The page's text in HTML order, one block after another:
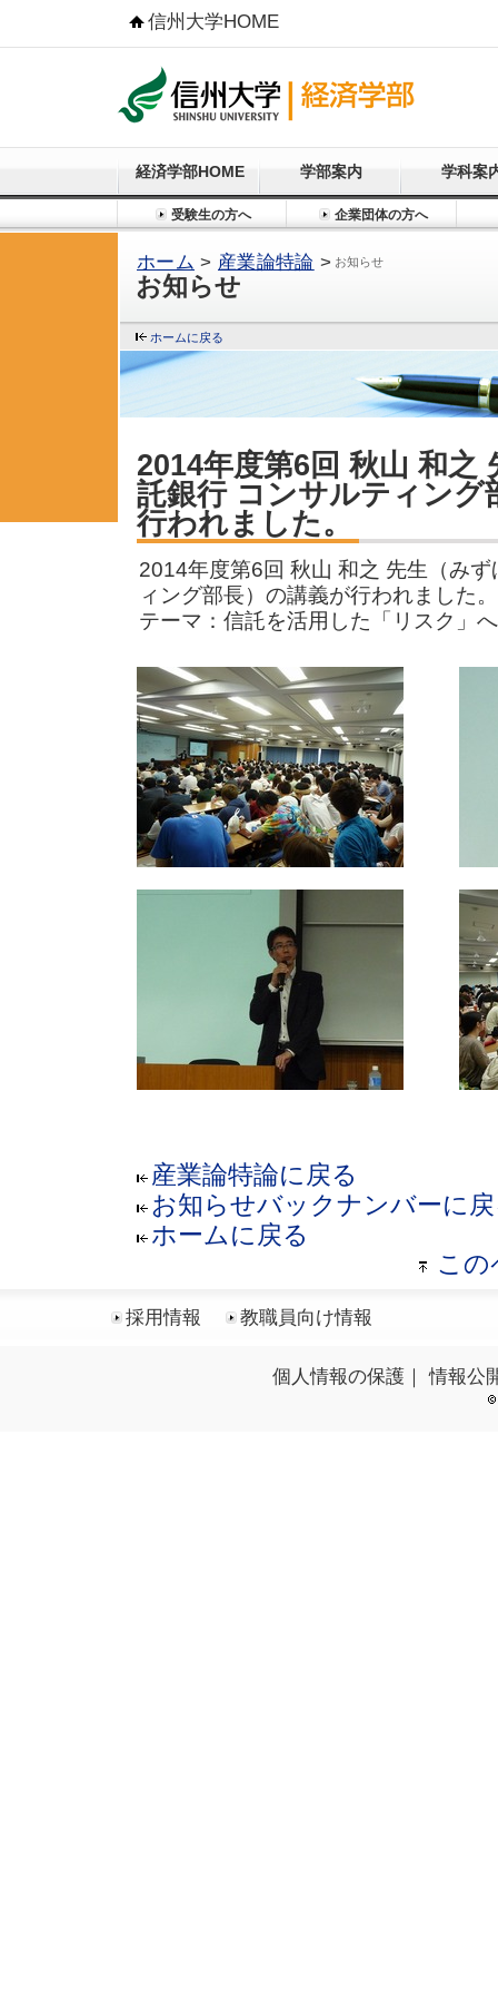
信州大学HOME
経済学部HOME 学部案内 学科案
受験生の方へ 企業団体の方へ
ホーム > 産業論特論 > お知らせ
お知らせ
ホームに戻る
2014年度第6回 秋山 和之
託銀行 コンサルティング
行われました。
2014年度第6回 秋山 和之 先生（み
ィング部長）の講義が行われました。
テーマ：信託を活用した「リスク」
産業論特論に戻る
お知らせバックナンバーに
ホームに戻る
この
採用情報 教職員向け情報
個人情報の保護｜ 情報公